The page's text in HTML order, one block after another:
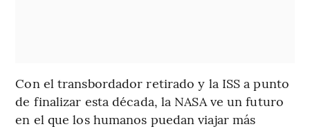
Con el transbordador retirado y la ISS a punto
de finalizar esta década, la NASA ve un futuro
en el que los humanos puedan viajar más